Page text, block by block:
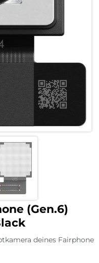
(Gen.6)
deines Fairphone